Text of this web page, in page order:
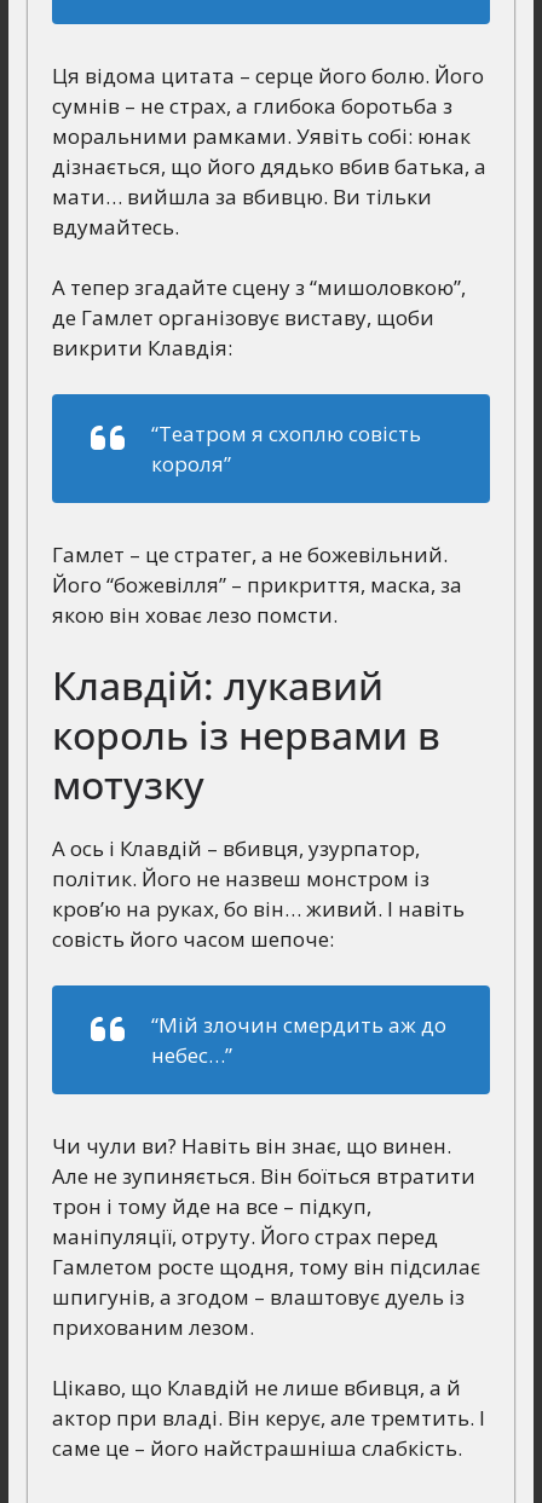
Ця відома цитата – серце його болю. Його
сумнів – не страх, а глибока боротьба з
моральними рамками. Уявіть собі: юнак
дізнається, що його дядько вбив батька, а
мати… вийшла за вбивцю. Ви тільки
вдумайтесь.
А тепер згадайте сцену з “мишоловкою”,
де Гамлет організовує виставу, щоби
викрити Клавдія:
“Театром я схоплю совість
короля”
Гамлет – це стратег, а не божевільний.
Його “божевілля” – прикриття, маска, за
якою він ховає лезо помсти.
Клавдій: лукавий
король із нервами в
мотузку
А ось і Клавдій – вбивця, узурпатор,
політик. Його не назвеш монстром із
кров’ю на руках, бо він… живий. І навіть
совість його часом шепоче:
“Мій злочин смердить аж до
небес…”
Чи чули ви? Навіть він знає, що винен.
Але не зупиняється. Він боїться втратити
трон і тому йде на все – підкуп,
маніпуляції, отруту. Його страх перед
Гамлетом росте щодня, тому він підсилає
шпигунів, а згодом – влаштовує дуель із
прихованим лезом.
Цікаво, що Клавдій не лише вбивця, а й
актор при владі. Він керує, але тремтить. І
саме це – його найстрашніша слабкість.